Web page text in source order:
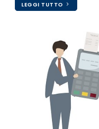
LEGGI TUTTO